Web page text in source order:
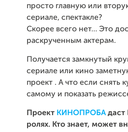
просто главную или
сериале, спектакле?
Скорее всего нет… Это
раскрученным актерам.
Получается замкнутый
сериале или кино
проект . А что если снять
самому и показать
Проект КИНОПРОБАдаст
ролях. Кто знает, может